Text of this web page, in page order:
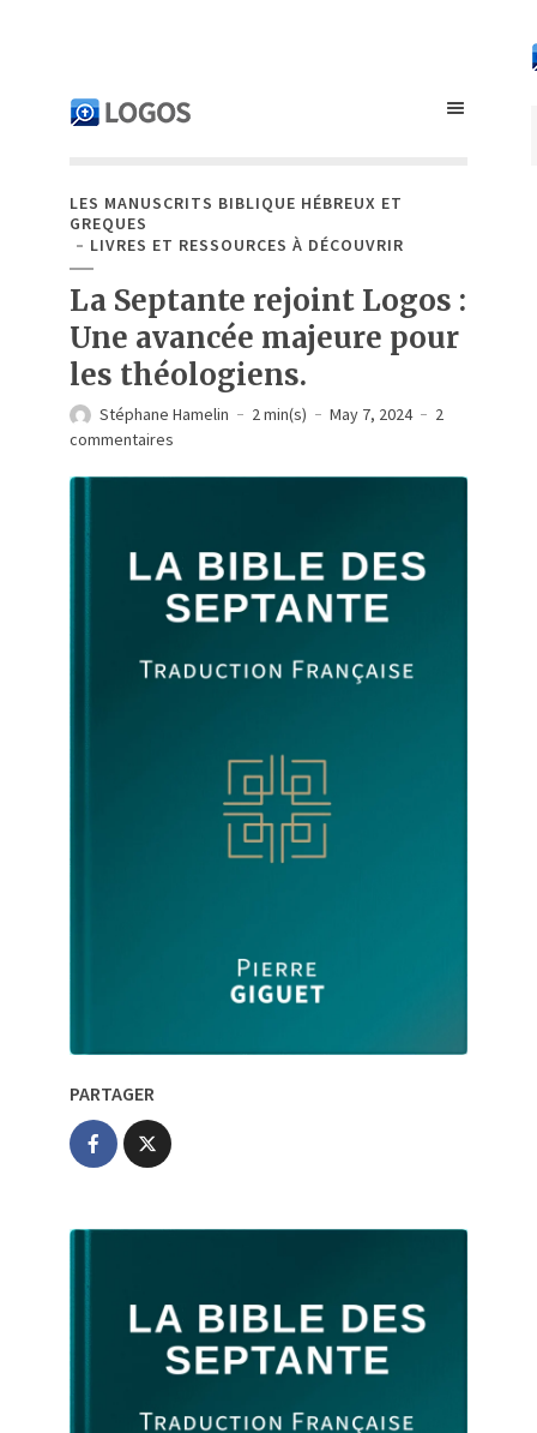
LES MANUSCRITS BIBLIQUE HÉBREUX ET
GREQUES
LIVRES ET RESSOURCES À DÉCOUVRIR
La Septante rejoint Logos :
Une avancée majeure pour
les théologiens.
Stéphane Hamelin 2 min(s) May 7, 2024
2
commentaires
PARTAGER